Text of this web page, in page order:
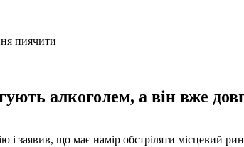
алкоголем, а він вже
і заявив, що має намір обстріляти місцевий